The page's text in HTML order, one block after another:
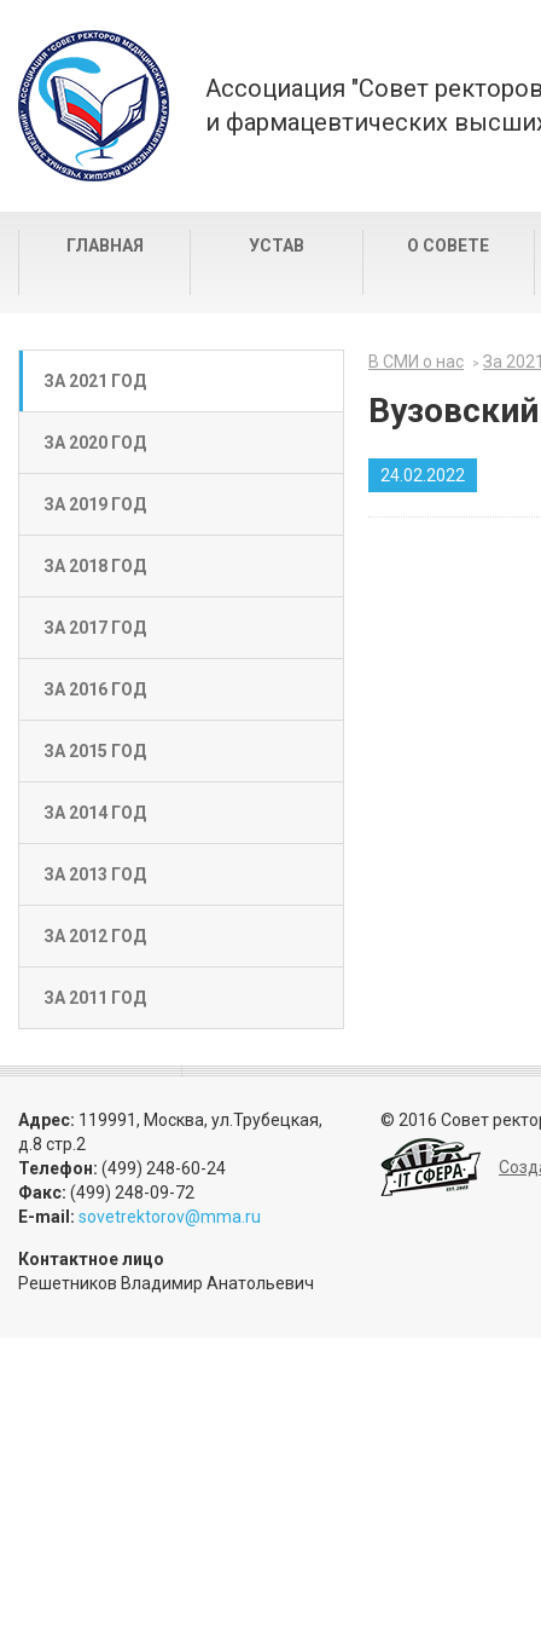
Ассоциация "Совет
и фармацевтических
ГЛАВНАЯ УСТАВ О СОВЕТЕ
ЗА 2021 ГОД
ЗА 2020 ГОД
ЗА 2019 ГОД
ЗА 2018 ГОД
ЗА 2017 ГОД
ЗА 2016 ГОД
ЗА 2015 ГОД
ЗА 2014 ГОД
ЗА 2013 ГОД
ЗА 2012 ГОД
ЗА 2011 ГОД
В СМИ о нас За
24.02.2022
Адрес: 119991, Москва, ул.Трубецкая,
д.8 стр.2
Телефон: (499) 248-60-24
Факс: (499) 248-09-72
E-mail: sovetrektorov@mma.ru
Контактное лицо
Решетников Владимир Анатольевич
© 2016 Совет